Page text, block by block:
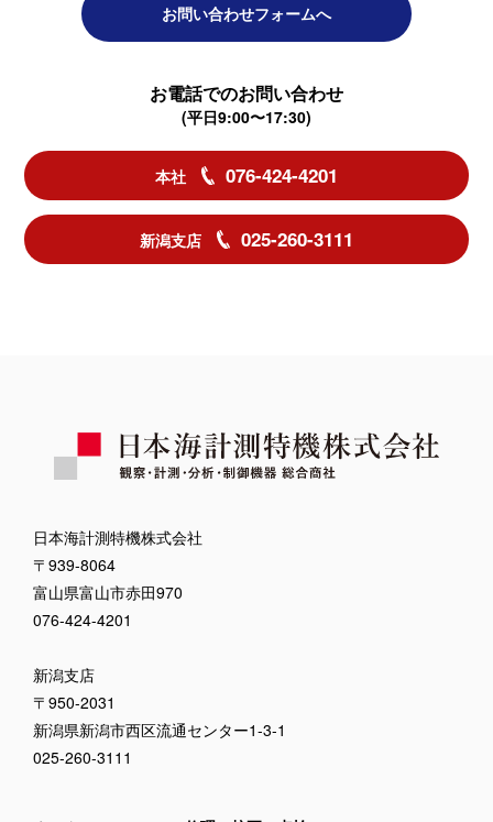
お問い合わせフォームへ
お電話でのお問い合わせ
(平日9:00〜17:30)
本社 076-424-4201
新潟支店 025-260-3111
日本海計測特機株式会社
〒939-8064
富山県富山市赤田970
076-424-4201
新潟支店
〒950-2031
新潟県新潟市西区流通センター1-3-1
025-260-3111